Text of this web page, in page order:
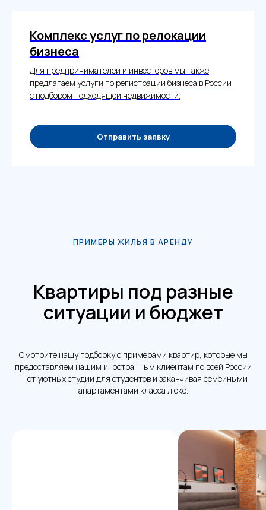
Комплекс услуг по релокации
бизнеса
Для предпринимателей и инвесторов мы также
предлагаем услуги по регистрации бизнеса в России
с подбором подходящей недвижимости.
Отправить заявку
ПРИМЕРЫ ЖИЛЬЯ В АРЕНДУ
Квартиры под разные
ситуации и бюджет
Смотрите нашу подборку с примерами квартир, которые мы
предоставляем нашим иностранным клиентам по всей России
— от уютных студий для студентов и заканчивая семейными
апартаментами класса люкс.